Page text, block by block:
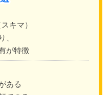
スキマ）
が特徴
ある